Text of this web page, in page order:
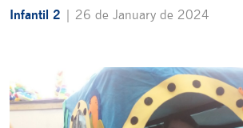
Infantil 2 | 26 de January de 2024